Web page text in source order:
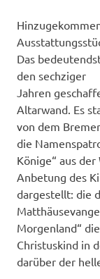
Das
den sechziger
Jahren
Altarwand. Es
von dem
die
Könige“ aus
Anbetung des
dargestellt: die
Morgenland“
Christuskind in
darüber der